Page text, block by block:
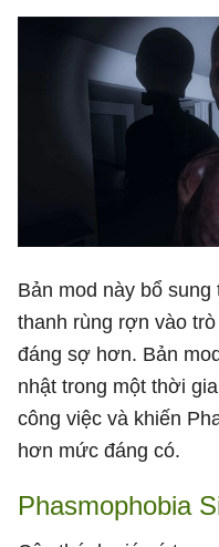
Bản mod này bổ
thanh rùng rợn vào
đáng sợ hơn. Bản
nhật trong một thời
công việc và khiến
hơn mức đáng có.
Phasmophobia